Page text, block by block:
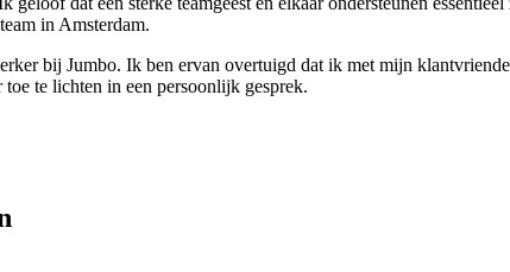
in Amsterdam.
bij Jumbo. Ik ben ervan overtuigd dat ik met mijn
te lichten in een persoonlijk gesprek.